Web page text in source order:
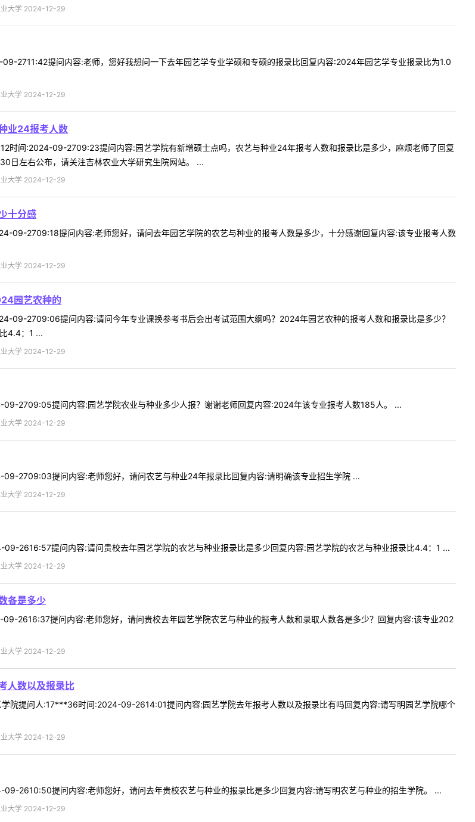
业大学 2024-12-29
2711:42提问内容:老师，您好我想问一下去年园艺学专业学硕和专硕的报录比回复内容:2024年园艺学专业报录比为1.0
业大学 2024-12-29
业24报考人数
时间:2024-09-2709:23提问内容:园艺学院有新增硕士点吗，农艺与种业24年报考人数和报录比是多少，麻烦老师了回复
日左右公布，请关注吉林农业大学研究生院网站。 ...
业大学 2024-12-29
十分感
09-2709:18提问内容:老师您好，请问去年园艺学院的农艺与种业的报考人数是多少，十分感谢回复内容:该专业报考人数
业大学 2024-12-29
园艺农种的
09-2709:06提问内容:请问今年专业课换参考书后会出考试范围大纲吗？2024年园艺农种的报考人数和报录比是多少？
4.4：1 ...
业大学 2024-12-29
2709:05提问内容:园艺学院农业与种业多少人报？谢谢老师回复内容:2024年该专业报考人数185人。 ...
业大学 2024-12-29
2709:03提问内容:老师您好，请问农艺与种业24年报录比回复内容:请明确该专业招生学院 ...
业大学 2024-12-29
2616:57提问内容:请问贵校去年园艺学院的农艺与种业报录比是多少回复内容:园艺学院的农艺与种业报录比4.4：1 ...
业大学 2024-12-29
各是多少
2616:37提问内容:老师您好，请问贵校去年园艺学院农艺与种业的报考人数和录取人数各是多少？回复内容:该专业202
业大学 2024-12-29
人数以及报录比
院提问人:17***36时间:2024-09-2614:01提问内容:园艺学院去年报考人数以及报录比有吗回复内容:请写明园艺学院哪个
业大学 2024-12-29
2610:50提问内容:老师您好，请问去年贵校农艺与种业的报录比是多少回复内容:请写明农艺与种业的招生学院。 ...
业大学 2024-12-29